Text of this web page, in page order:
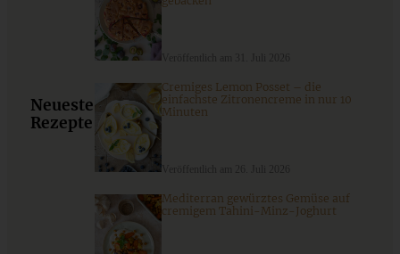
Neueste
Rezepte
Cremiges Lemon Posset – die
einfachste Zitronencreme in nur 10
Minuten
Mediterran gewürztes Gemüse auf
cremigem Tahini-Minz-Joghurt